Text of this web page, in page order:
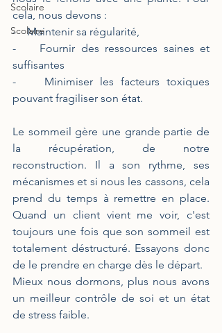
Scolaire
Scolaire
cela, nous devons :
-    Maintenir sa régularité,
-    Fournir des ressources saines et
suffisantes
-    Minimiser les facteurs toxiques
pouvant fragiliser son état.
Le sommeil gère une grande partie de
la récupération, de notre
reconstruction. Il a son rythme, ses
mécanismes et si nous les cassons, cela
prend du temps à remettre en place.
Quand un client vient me voir, c'est
toujours une fois que son sommeil est
totalement déstructuré. Essayons donc
de le prendre en charge dès le départ.
Mieux nous dormons, plus nous avons
un meilleur contrôle de soi et un état
de stress faible.